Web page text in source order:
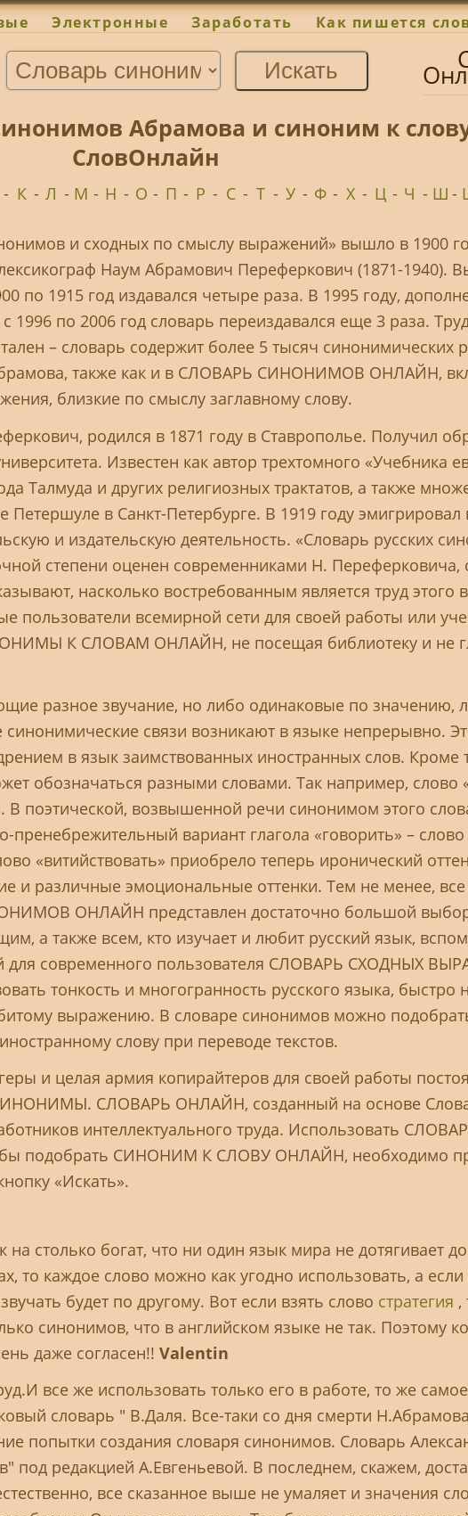
Электронные Заработать Как пишется
Абрамова и синоним к
СловОнлайн
- К - Л - М - Н - О - П - Р - С - Т - У - Ф - Х - Ц - Ч - Ш -
и сходных по смыслу выражений» вышло в 1900
Наум Абрамович Переферкович (1871-1940).
по 1915 год издавался четыре раза. В 1995 году,
1996 по 2006 год словарь переиздавался еще 3 раза.
– словарь содержит более 5 тысяч синонимических
также как и в СЛОВАРЬ СИНОНИМОВ ОНЛАЙН,
близкие по смыслу заглавному слову.
родился в 1871 году в Ставрополье. Получил
Известен как автор трехтомного «Учебника
Талмуда и других религиозных трактатов, а также
в Санкт-Петербурге. В 1919 году эмигрировал
и издательскую деятельность. «Словарь русских
степени оценен современниками Н. Переферковича,
насколько востребованным является труд этого
пользователи всемирной сети для своей работы или
К СЛОВАМ ОНЛАЙН, не посещая библиотеку и не
разное звучание, но либо одинаковые по значению,
связи возникают в языке непрерывно.
в язык заимствованных иностранных слов. Кроме
обозначаться разными словами. Так например, слово
поэтической, возвышенной речи синонимом этого
вариант глагола «говорить» – слово
«витийствовать» приобрело теперь иронический
и различные эмоциональные оттенки. Тем не менее,
ОНЛАЙН представлен достаточно большой
а также всем, кто изучает и любит русский язык,
для современного пользователя СЛОВАРЬ СХОДНЫХ
тонкость и многогранность русского языка, быстро
выражению. В словаре синонимов можно
слову при переводе текстов.
и целая армия копирайтеров для своей работы
СЛОВАРЬ ОНЛАЙН, созданный на основе
интеллектуального труда. Использовать
подобрать СИНОНИМ К СЛОВУ ОНЛАЙН, необходимо
«Искать».
столько богат, что ни один язык мира не дотягивает
то каждое слово можно как угодно использовать, а
будет по другому. Вот если взять слово стратегия ,
синонимов, что в английском языке не так. Поэтому
даже согласен!! Valentin
все же использовать только его в работе, то же
словарь " В.Даля. Все-таки со дня смерти
попытки создания словаря синонимов. Словарь
под редакцией А.Евгеньевой. В последнем, скажем,
все сказанное выше не умаляет и значения